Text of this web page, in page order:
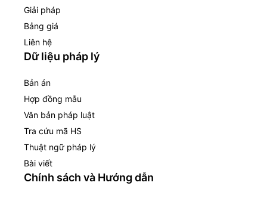
Giải pháp
Bảng giá
Liên hệ
Dữ liệu pháp lý
Bản án
Hợp đồng mẫu
Văn bản pháp luật
Tra cứu mã HS
Thuật ngữ pháp lý
Bài viết
Chính sách và Hướng dẫn